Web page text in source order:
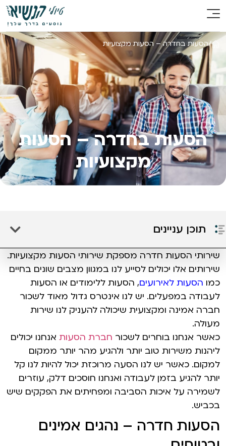
/הסעות בחדרה – הסעות מקצועיות
הסעות בחדרה – הסעות
מקצועיות
תוכן עניינים
שירותי הסעות חדרה מספקת שירותי הסעות מקצועיות.
שירותים אלו יכולים לסייע לנו במגוון מצבים שונים בחיים
כמו הסעות לאירועים, הסעות ללימודים או הסעות
לעבודה במפעלים. יש לנו אינטרס גדול מאוד לשכור
חברה אמינה ומקצועית שיכולה להעניק לנו שירות
מעולה.
כאשר אנחנו בוחרים לשכור חברת הסעות אנחנו יכולים
ליהנות משירות טוב יותר ולהגיע מהר יותר ממקום
למקום. כאשר יש לנו הסעה מרוכזת יכול להיות לנו קל
יותר להגיע בזמן לעבודה ואנחנו חוסכים דלק, עוזרים
לשמירה על איכות הסביבה ומפחיתים את הפקקים שיש
בכביש.
הסעות חדרה – נהגים אמינים